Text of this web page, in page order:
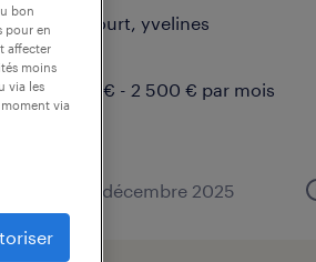
élancourt, yvelines
cdi
2 200 € - 2 500 € par mois
publié le 4 décembre 2025
bon
pour en
affecter
moins
via les
via